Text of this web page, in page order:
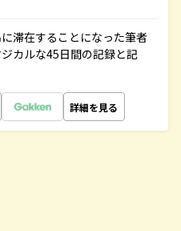
滞在することになった筆者
カルな45日間の記録と記
詳細を見る